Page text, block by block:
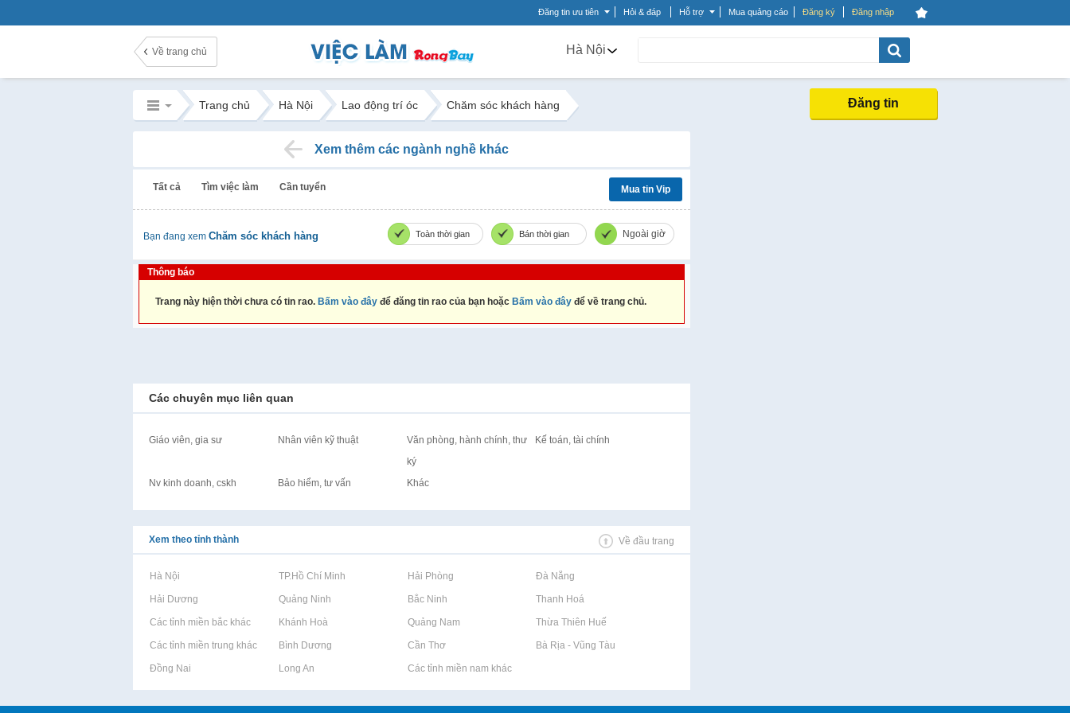
Đăng tin ưu tiên Hỏi & đáp Hỗ trợ Mua quảng cáo Đăng ký Đăng nhập
Về trang chủ Hà Nội
Trang chủ Hà Nội Lao động trí óc Chăm sóc khách hàng Đăng tin
Xem thêm các ngành nghề khác
Tất cả Tìm việc làm Cần tuyển Mua tin Vip
Bạn đang xem Chăm sóc khách hàng Toàn thời gian Bán thời gian Ngoài giờ
Thông báo
Trang này hiện thời chưa có tin rao. Bấm vào đây để đăng tin rao của bạn hoặc Bấm vào đây để về trang chủ.
Các chuyên mục liên quan
Giáo viên, gia sư Nhân viên kỹ thuật
Văn phòng, hành chính, thư
ký
Kế toán, tài chính
Nv kinh doanh, cskh Bảo hiểm, tư vấn Khác
Xem theo tỉnh thành Về đầu trang
Rao vặt tại Hà Nội Rao vặt tại TP.Hồ Chí Minh Rao vặt tại Hải Phòng Rao vặt tại Đà Nẵng
Rao vặt tại Hải Dương Rao vặt tại Quảng Ninh Rao vặt tại Bắc Ninh Rao vặt tại Thanh Hoá
Rao vặt tại Các tỉnh miền bắc khácRao vặt tại Khánh Hoà Rao vặt tại Quảng Nam Rao vặt tại Thừa Thiên Huế
Rao vặt tại Các tỉnh miền trung khácRao vặt tại Bình Dương Rao vặt tại Cần Thơ Rao vặt tại Bà Rịa - Vũng Tàu
Rao vặt tại Đồng Nai Rao vặt tại Long An Rao vặt tại Các tỉnh miền nam khác